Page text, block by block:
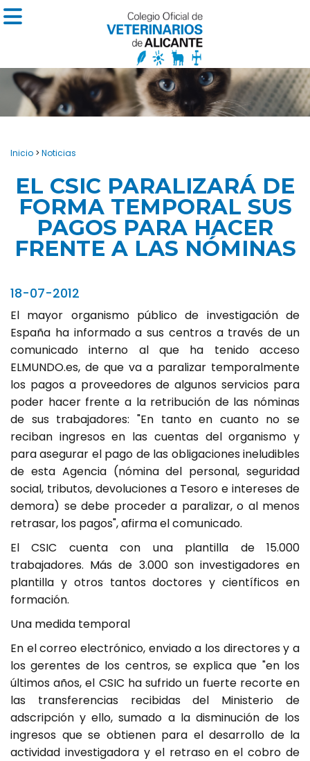
Inicio > Noticias
EL CSIC PARALIZARÁ DE
FORMA TEMPORAL SUS
PAGOS PARA HACER
FRENTE A LAS NÓMINAS
18-07-2012
El mayor organismo público de investigación de
España ha informado a sus centros a través de un
comunicado interno al que ha tenido acceso
ELMUNDO.es, de que va a paralizar temporalmente
los pagos a proveedores de algunos servicios para
poder hacer frente a la retribución de las nóminas
de sus trabajadores: "En tanto en cuanto no se
reciban ingresos en las cuentas del organismo y
para asegurar el pago de las obligaciones ineludibles
de esta Agencia (nómina del personal, seguridad
social, tributos, devoluciones a Tesoro e intereses de
demora) se debe proceder a paralizar, o al menos
retrasar, los pagos", afirma el comunicado.
El CSIC cuenta con una plantilla de 15.000
trabajadores. Más de 3.000 son investigadores en
plantilla y otros tantos doctores y científicos en
formación.
Una medida temporal
En el correo electrónico, enviado a los directores y a
los gerentes de los centros, se explica que "en los
últimos años, el CSIC ha sufrido un fuerte recorte en
las transferencias recibidas del Ministerio de
adscripción y ello, sumado a la disminución de los
ingresos que se obtienen para el desarrollo de la
actividad investigadora y el retraso en el cobro de